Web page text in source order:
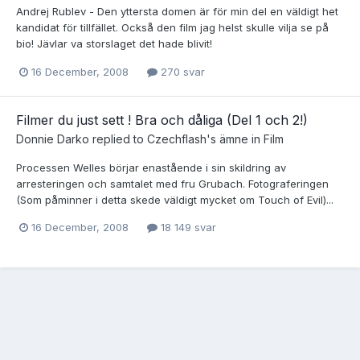
Andrej Rublev - Den yttersta domen är för min del en väldigt het
kandidat för tillfället. Också den film jag helst skulle vilja se på
bio! Jävlar va storslaget det hade blivit!
16 December, 2008 270 svar
Filmer du just sett ! Bra och dåliga (Del 1 och 2!)
Donnie Darko replied to Czechflash's ämne in Film
Processen Welles börjar enastående i sin skildring av
arresteringen och samtalet med fru Grubach. Fotograferingen
(Som påminner i detta skede väldigt mycket om Touch of Evil)...
16 December, 2008 18 149 svar